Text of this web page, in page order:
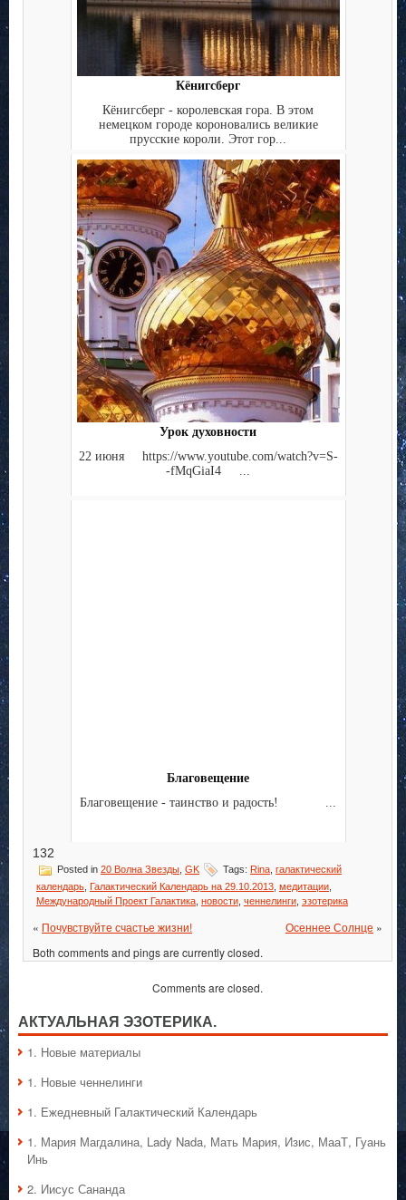
Кёнигсберг
Кёнигсберг - королевская гора. В этом
немецком городе короновались великие
прусские короли. Этот гор...
Урок духовности
22 июня https://www.youtube.com/watch?v=S-
-fMqGiaI4 ...
Благовещение
Благовещение - таинство и радость! ...
132
Posted in 20 Волна Звезды GK Tags: Rina галактический
календарь Галактический Календарь на 29.10.2013 медитации
Международный Проект Галактика новости ченнелинги эзотерика
« Почувствуйте счастье жизни! Осеннее Солнце »
Both comments and pings are currently closed.
Comments are closed.
АКТУАЛЬНАЯ ЭЗОТЕРИКА.
1. Hовые материалы
1. Hовые ченнелинги
1. Ежедневный Галактический Календарь
1. Мария Магдалина, Lady Nada, Мать Мария, Изис, МааТ, Гуань
Инь
2. Иисус Сананда